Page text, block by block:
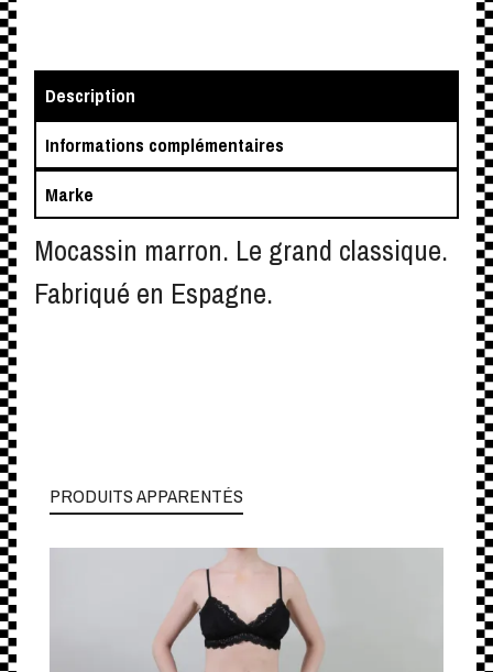
Description
Informations complémentaires
Marke
Mocassin marron. Le grand classique.
Fabriqué en Espagne.
PRODUITS APPARENTÉS